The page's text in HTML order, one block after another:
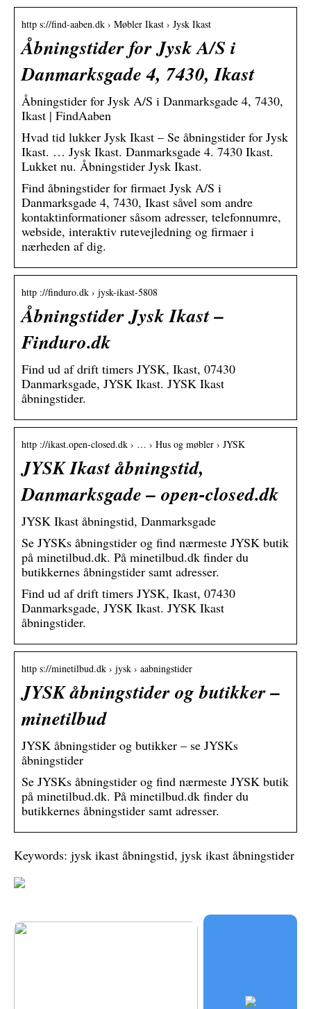
http s://find-aaben.dk › Møbler Ikast › Jysk Ikast
Åbningstider for Jysk A/S i
Danmarksgade 4, 7430, Ikast
Åbningstider for Jysk A/S i Danmarksgade 4, 7430,
Ikast | FindAaben
Hvad tid lukker Jysk Ikast – Se åbningstider for Jysk
Ikast. … Jysk Ikast. Danmarksgade 4. 7430 Ikast.
Lukket nu. Åbningstider Jysk Ikast.
Find åbningstider for firmaet Jysk A/S i
Danmarksgade 4, 7430, Ikast såvel som andre
kontaktinformationer såsom adresser, telefonnumre,
webside, interaktiv rutevejledning og firmaer i
nærheden af dig.
http ://finduro.dk › jysk-ikast-5808
Åbningstider Jysk Ikast –
Finduro.dk
Find ud af drift timers JYSK, Ikast, 07430
Danmarksgade, JYSK Ikast. JYSK Ikast
åbningstider.
http ://ikast.open-closed.dk › … › Hus og møbler › JYSK
JYSK Ikast åbningstid,
Danmarksgade – open-closed.dk
JYSK Ikast åbningstid, Danmarksgade
Se JYSKs åbningstider og find nærmeste JYSK butik
på minetilbud.dk. På minetilbud.dk finder du
butikkernes åbningstider samt adresser.
Find ud af drift timers JYSK, Ikast, 07430
Danmarksgade, JYSK Ikast. JYSK Ikast
åbningstider.
http s://minetilbud.dk › jysk › aabningstider
JYSK åbningstider og butikker –
minetilbud
JYSK åbningstider og butikker – se JYSKs
åbningstider
Se JYSKs åbningstider og find nærmeste JYSK butik
på minetilbud.dk. På minetilbud.dk finder du
butikkernes åbningstider samt adresser.
Keywords: jysk ikast åbningstid, jysk ikast åbningstider